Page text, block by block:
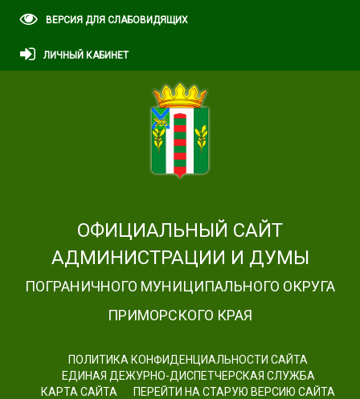
ВЕРСИЯ ДЛЯ СЛАБОВИДЯЩИХ
ЛИЧНЫЙ КАБИНЕТ
ОФИЦИАЛЬНЫЙ САЙТ
АДМИНИСТРАЦИИ И ДУМЫ
ПОГРАНИЧНОГО МУНИЦИПАЛЬНОГО ОКРУГА
ПРИМОРСКОГО КРАЯ
ПОЛИТИКА КОНФИДЕНЦИАЛЬНОСТИ САЙТА
ЕДИНАЯ ДЕЖУРНО-ДИСПЕТЧЕРСКАЯ СЛУЖБА
КАРТА САЙТА
ПЕРЕЙТИ НА СТАРУЮ ВЕРСИЮ САЙТА